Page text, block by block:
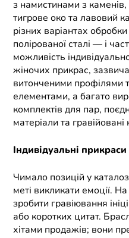
з намистинами з каменів,
тигрове око та лавовий
різних варіантах
полірованої сталі — і
можливість
жіночих прикрас,
витонченими профілями
елементами, а багато
комплектів для пар,
матеріали та гравійовані
Індивідуальні
Чимало позицій у
меті викликати емоції.
зробити гравіювання
або коротких цитат.
хітами продажів; вони